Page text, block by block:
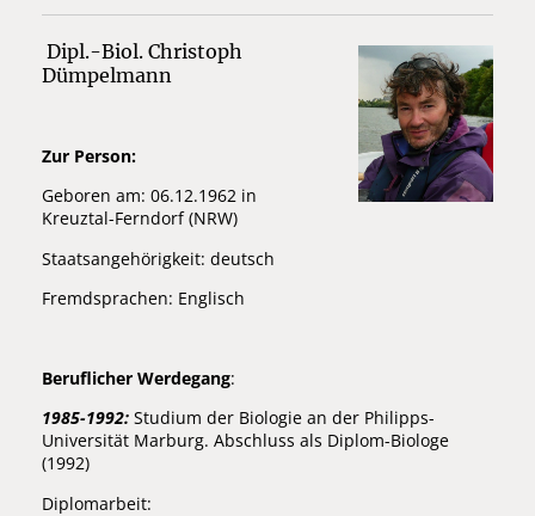
Dipl.-Biol. Christoph
Dümpelmann
Zur Person:
Geboren am: 06.12.1962 in
Kreuztal-Ferndorf (NRW)
Staatsangehörigkeit: deutsch
Fremdsprachen: Englisch
Beruflicher Werdegang:
1985-1992: Studium der Biologie an der Philipps-
Universität Marburg. Abschluss als Diplom-Biologe
(1992)
Diplomarbeit: